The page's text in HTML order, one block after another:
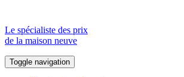
Le spécialiste des prix
de la maison neuve
Toggle navigation